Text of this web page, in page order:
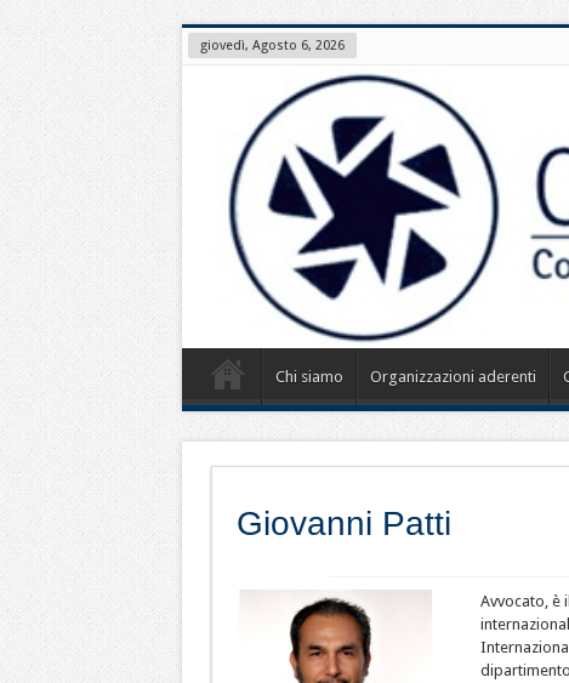
giovedì, Agosto 6, 2026
Chi siamo Organizzazioni aderenti
Giovanni Patti
Avvocato, è